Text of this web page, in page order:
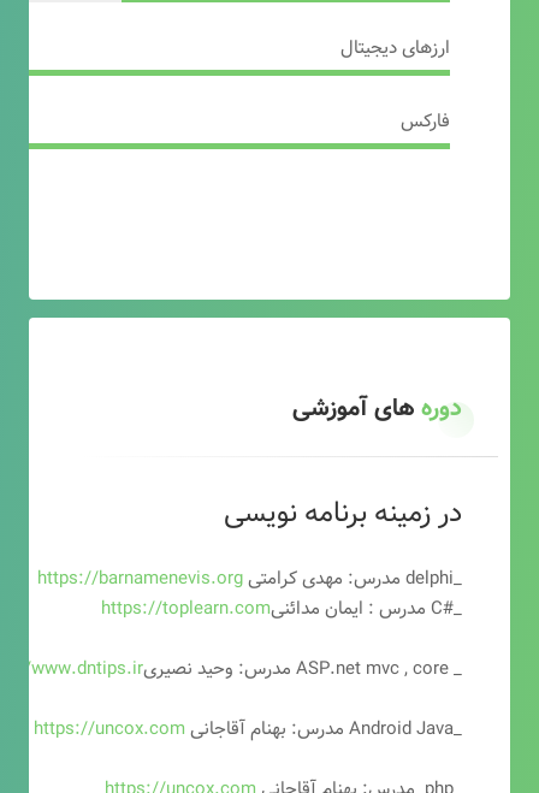
ارزهای دیجیتال
فارکس
دورههای آموزشی
در زمینه برنامه نویسی
_delphi مدرس: مهدی کرامتی
https://barnamenevis.org
_#C مدرس : ایمان مدائنی
https://toplearn.com
_ ASP.net mvc , core مدرس: وحید نصیری
www.dntips.ir
_Android Java مدرس: بهنام آقاجانی
https://uncox.com